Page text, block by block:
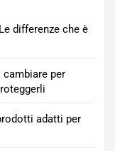
differenze che è
per
adatti per